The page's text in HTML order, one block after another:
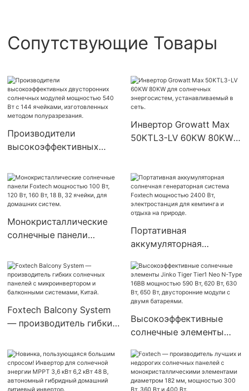
Сопутствующие Товары
Производители
высокоэффективных
модулей мощностью 540
Вт с 144 ячейками,
изготовленных методом
Инвертор Growatt Max
50KTL3-LV 60KW 80KW
устанавливаемый в сеть.
Монокристаллические
солнечные панели
Вт, 120 Вт, 160 Вт, 18 В, 32
ячейки, для домашних
систем.
Портативная
аккумуляторная
система Foxtech
мощностью 2400 Вт,
электростанция для
природе.
Foxtech Balcony System
— производитель гибких
микроинвертором и
балконными системами,
Китай.
Высокоэффективные
солнечные элементы
Type 16BB мощностью
590 Вт, 620 Вт, 630 Вт,
650 Вт, двусторонние